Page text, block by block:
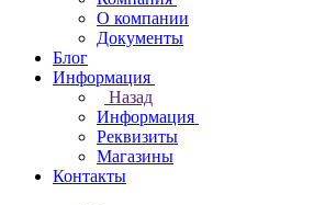
О компании
Документы
Блог
Информация
Назад
Информация
Реквизиты
Магазины
Контакты